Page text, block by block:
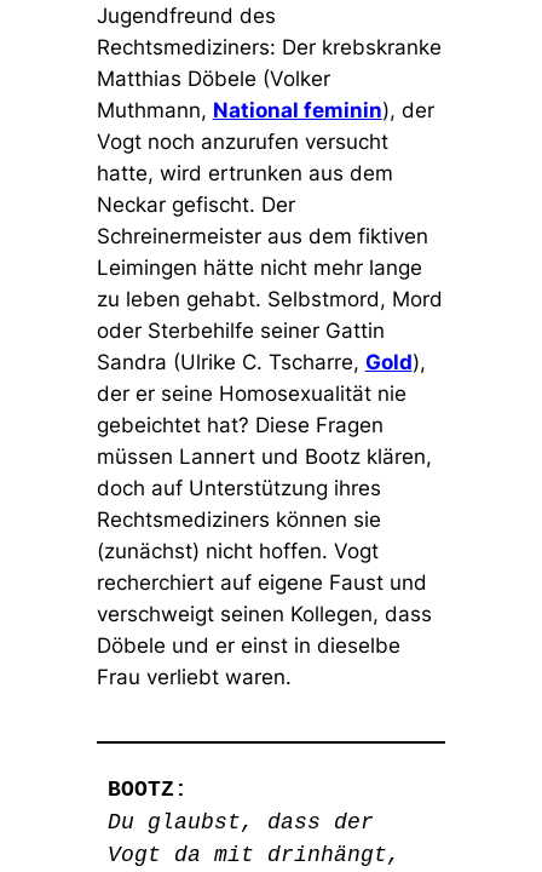
Jugendfreund des
Rechtsmediziners: Der krebskranke
Matthias Döbele (Volker
Muthmann, National feminin), der
Vogt noch anzurufen versucht
hatte, wird ertrunken aus dem
Neckar gefischt. Der
Schreinermeister aus dem fiktiven
Leimingen hätte nicht mehr lange
zu leben gehabt. Selbstmord, Mord
oder Sterbehilfe seiner Gattin
Sandra (Ulrike C. Tscharre, Gold),
der er seine Homosexualität nie
gebeichtet hat? Diese Fragen
müssen Lannert und Bootz klären,
doch auf Unterstützung ihres
Rechtsmediziners können sie
(zunächst) nicht hoffen. Vogt
recherchiert auf eigene Faust und
verschweigt seinen Kollegen, dass
Döbele und er einst in dieselbe
Frau verliebt waren.
BOOTZ:
Du glaubst, dass der
Vogt da mit drinhängt,